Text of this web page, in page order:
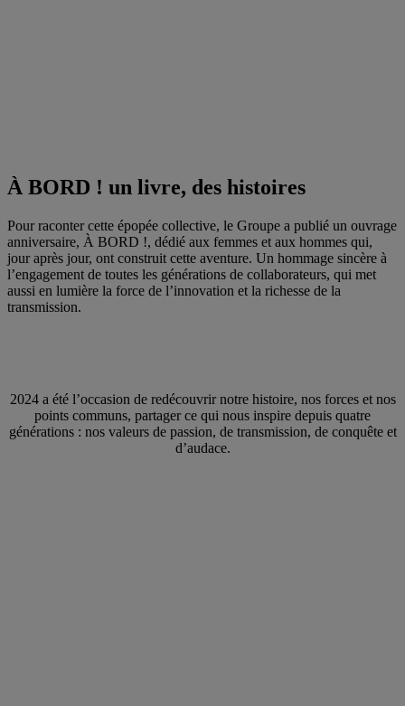
À BORD ! un livre, des histoires
Pour raconter cette épopée collective, le Groupe a publié un ouvrage
anniversaire, À BORD !, dédié aux femmes et aux hommes qui,
jour après jour, ont construit cette aventure. Un hommage sincère à
l’engagement de toutes les générations de collaborateurs, qui met
aussi en lumière la force de l’innovation et la richesse de la
transmission.
2024 a été l’occasion de redécouvrir notre histoire, nos forces et nos
points communs, partager ce qui nous inspire depuis quatre
générations : nos valeurs de passion, de transmission, de conquête et
d’audace.